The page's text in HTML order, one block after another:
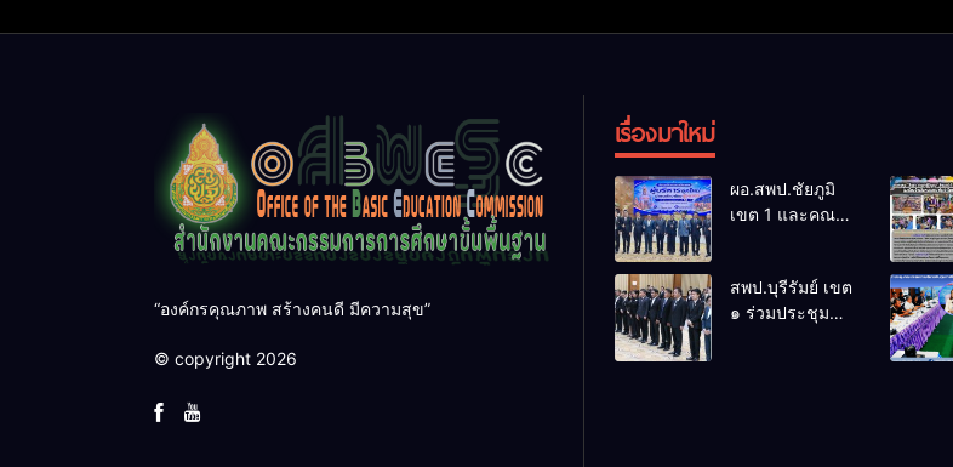
“องค์กรคุณภาพ สร้างคนดี มีความสุข”
© copyright 2026
เรื่องมาใหม่
ผอ.สพป.ชัยภูมิ
เขต 1 และคณะ
วิชาการ “ผู้
บริหารยุคใหม่นำ
สพป.บุรีรัมย์ เขต
๑ ร่วมประชุม